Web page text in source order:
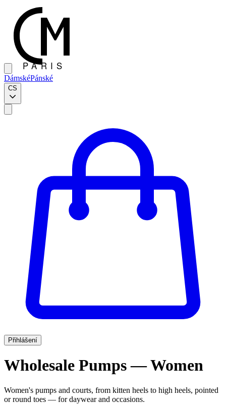
DámskéPánské
CS
Přihlášení
Wholesale Pumps — Women
Women's pumps and courts, from kitten heels to high heels, pointed
or round toes — for daywear and occasions.